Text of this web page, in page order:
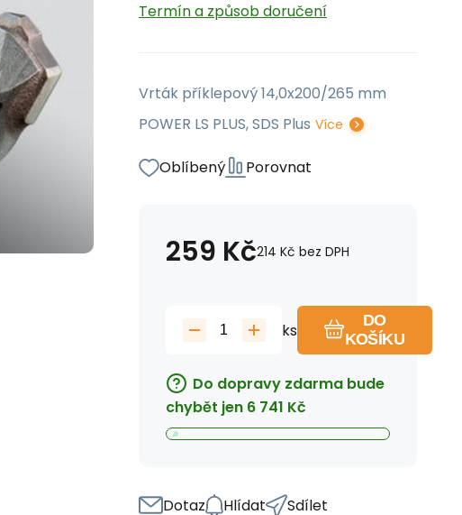
Termín a způsob doručení
Vrták příklepový 14,0x200/265 mm
POWER LS PLUS, SDS Plus Více
Oblíbený Porovnat
259 Kč214 Kč bez DPH
ks
DO
KOŠÍKU
Do dopravy zdarma bude
chybět jen 6 741 Kč
Dotaz Hlídat Sdílet